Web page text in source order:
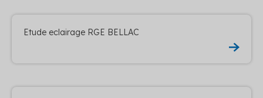
Etude eclairage RGE BELLAC